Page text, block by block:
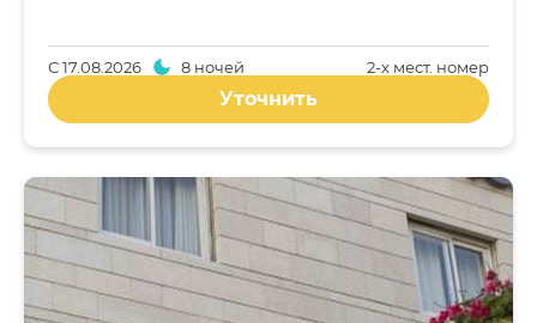
2-x мест. номер
С17.08.2026 8 ночей
Уточнить